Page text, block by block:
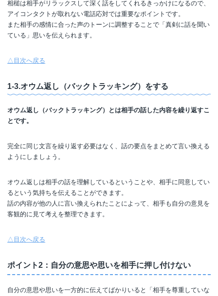
相槌は相手がリラックスして深く話をしてくれるきっかけになるので、
アイコンタクトが取れない電話応対では重要なポイントです。
また相手の感情に合った声のトーンに調整することで「真剣に話を聞い
ている」思いを伝えられます。
△目次へ戻る
1-3.オウム返し（バックトラッキング）をする
オウム返し（バックトラッキング）とは相手の話した内容を繰り返すこ
とです。
完全に同じ文言を繰り返す必要はなく、話の要点をまとめて言い換える
ようにしましょう。
オウム返しは相手の話を理解しているということや、相手に同意してい
るという気持ちを伝えることができます。
話の内容が他の人に言い換えられたことによって、相手も自分の意見を
客観的に見て考えを整理できます。
△目次へ戻る
ポイント2：自分の意思や思いを相手に押し付けない
自分の意思や思いを一方的に伝えてばかりいると「相手を尊重していな